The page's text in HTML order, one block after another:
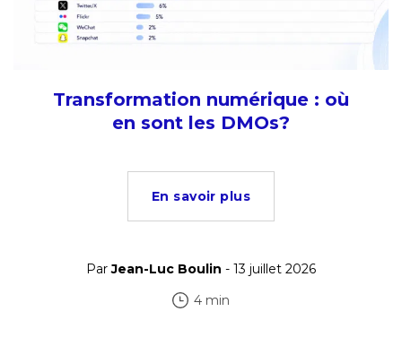
Transformation numérique : où
en sont les DMOs?
En savoir plus
ParJean-Luc Boulin - 13 juillet 2026
4 min